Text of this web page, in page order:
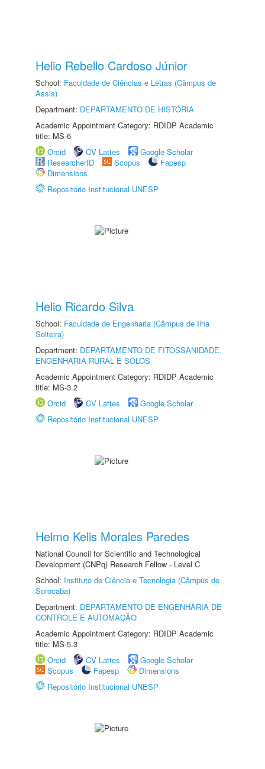
Helio Rebello Cardoso Júnior
School: Faculdade de Ciências e Letras (Câmpus de
Assis)
Department: DEPARTAMENTO DE HISTÓRIA
Academic Appointment Category: RDIDP Academic
title: MS-6
Orcid
CV Lattes
Google Scholar
ResearcherID
Scopus
Fapesp
Dimensions
Repositório Institucional UNESP
Helio Ricardo Silva
School: Faculdade de Engenharia (Câmpus de Ilha
Solteira)
Department: DEPARTAMENTO DE FITOSSANIDADE,
ENGENHARIA RURAL E SOLOS
Academic Appointment Category: RDIDP Academic
title: MS-3.2
Orcid
CV Lattes
Google Scholar
Repositório Institucional UNESP
Helmo Kelis Morales Paredes
National Council for Scientific and Technological
Development (CNPq) Research Fellow - Level C
School: Instituto de Ciência e Tecnologia (Câmpus de
Sorocaba)
Department: DEPARTAMENTO DE ENGENHARIA DE
CONTROLE E AUTOMAÇÃO
Academic Appointment Category: RDIDP Academic
title: MS-5.3
Orcid
CV Lattes
Google Scholar
Scopus
Fapesp
Dimensions
Repositório Institucional UNESP